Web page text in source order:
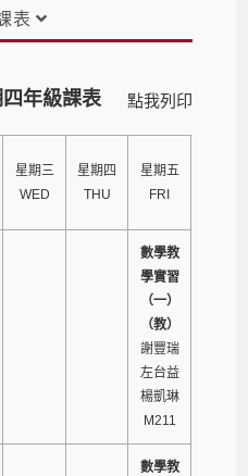
表
點我列印
年級課表
星期三
WED
星期四
THU
星期五
FRI
數學教
學實習
（一）
（教）
謝豐瑞
左台益
楊凱琳
M211
數學教